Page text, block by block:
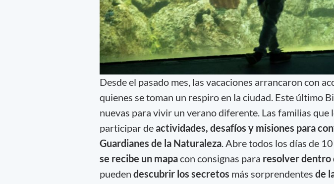
Desde el pasado mes, las vacaciones arrancaron con
quienes se toman un respiro en la ciudad. Este último
nuevas para vivir un verano diferente. Las familias que
participar deactividades, desafíos y misiones para
Guardianes de la Naturaleza. Abre todos los días de
se recibe un mapacon consignas para resolver dentro
pueden descubrir los secretos más sorprendentes de